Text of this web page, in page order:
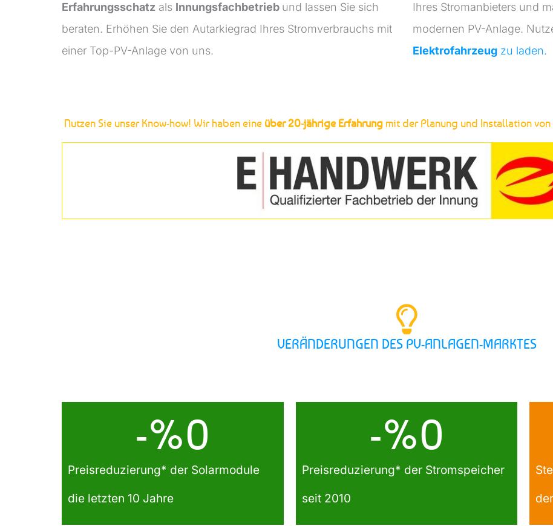
Erfahrungsschatz als Innungsfachbetrieb und lassen Sie sich
beraten. Erhöhen Sie den Autarkiegrad Ihres Stromverbrauchs mit
einer Top-PV-Anlage von uns.
Ihres Stromanbieters und
modernen PV-Anlage.
Elektrofahrzeug zu laden.
Nutzen Sie unser Know-how! Wir haben eine über 20-jährige Erfahrung mit der Planung und Installation
VERÄNDERUNGEN DES PV-ANLAGEN-MARKTES
Preisreduzierung* der Solarmodule
die letzten 10 Jahre
-%0
Preisreduzierung* der Stromspeicher
seit 2010
-%0